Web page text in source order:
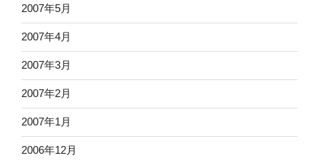
2007年5月
2007年4月
2007年3月
2007年2月
2007年1月
2006年12月